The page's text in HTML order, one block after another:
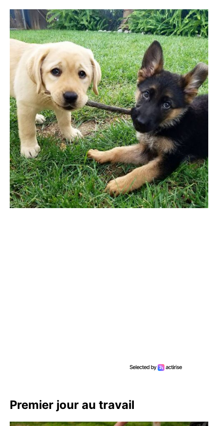
Premier jour au travail